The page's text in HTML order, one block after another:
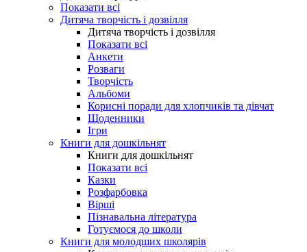
Показати всі
Дитяча творчість і дозвілля
Дитяча творчість і дозвілля
Показати всі
Анкети
Розваги
Творчість
Альбоми
Корисні поради для хлопчиків та дівчат
Щоденники
Ігри
Книги для дошкільнят
Книги для дошкільнят
Показати всі
Казки
Розфарбовка
Вірші
Пізнавальна література
Готуємося до школи
Книги для молодших школярів